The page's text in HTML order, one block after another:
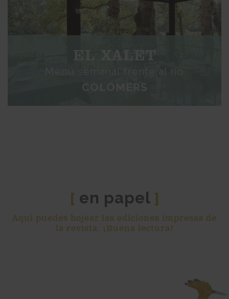
EL XALET
Menú semanal frente al río
COLOMERS
[ en papel ]
Aquí puedes hojear las ediciones impresas de
la revista. ¡Buena lectura!